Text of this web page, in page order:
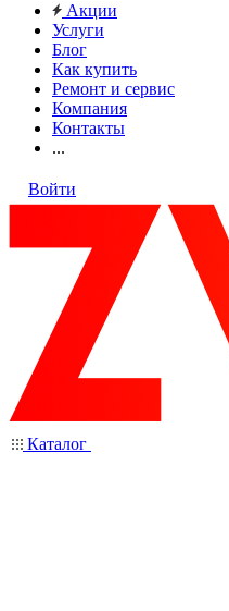
Акции
Услуги
Блог
Как купить
Ремонт и сервис
Компания
Контакты
...
Войти
Каталог